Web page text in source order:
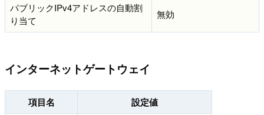
パブリックIPv4アドレスの自動割
り当て
無効
インターネットゲートウェイ
項目名 設定値